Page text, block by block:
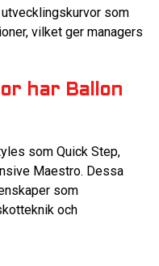
som
vilket ger managers
har Ballon
som Quick Step,
Maestro. Dessa
som
och